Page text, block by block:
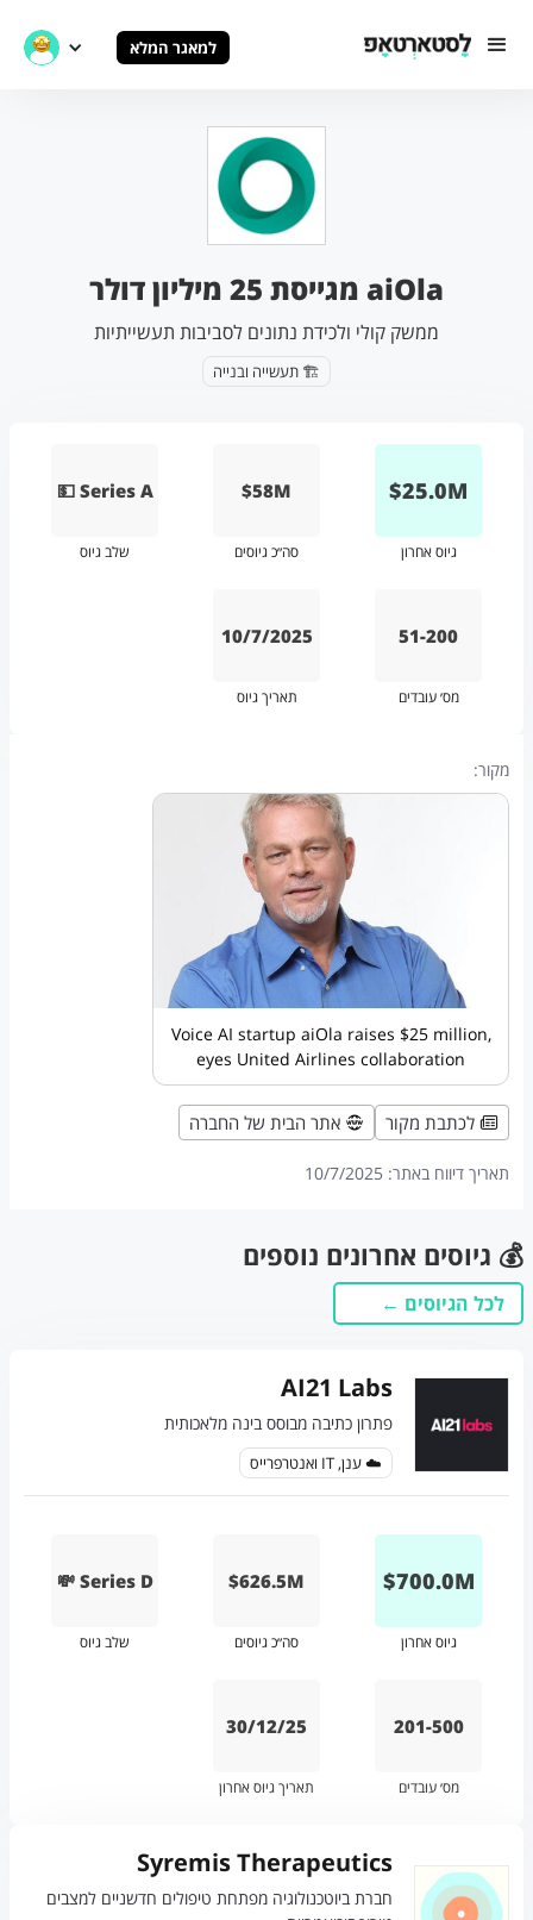
למאגר המלא
aiOla מגייסת 25 מיליון דולר
ממשק קולי ולכידת נתונים לסביבות תעשייתיות
🏗️ תעשייה ובנייה
M
25.0
$
גיוס אחרון
$58M
סה״כ גיוסים
💵 Series A
שלב גיוס
51-200
מס׳ עובדים
10/7/2025
תאריך גיוס
מקור:
Voice AI startup aiOla raises $25 million,
eyes United Airlines collaboration
לכתבת מקור אתר הבית של החברה
תאריך דיווח באתר: 10/7/2025
💰 גיוסים אחרונים נוספים
לכל הגיוסים ←
AI21 Labs
פתרון כתיבה מבוסס בינה מלאכותית
☁️ ענן, IT ואנטרפרייס
M
700.0
$
גיוס אחרון
$626.5M
סה״כ גיוסים
💸 Series D
שלב גיוס
201-500
מס׳ עובדים
30/12/25
תאריך גיוס אחרון
Syremis Therapeutics
חברת ביוטכנולוגיה מפתחת טיפולים חדשניים למצבים